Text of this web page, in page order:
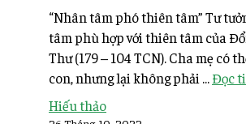
“Nhân tâm phó thiên tâm” Tư
tâm phù hợp với thiên tâm của
Thư (179 – 104 TCN). Cha mẹ có
con, nhưng lại không phải ...Đọc
Hiếu thảo